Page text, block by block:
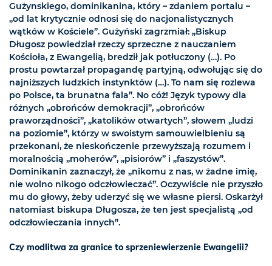
Gużynskiego, dominikanina, który – zdaniem portalu –
„od lat krytycznie odnosi się do nacjonalistycznych
wątków w Kościele”. Gużyński zagrzmiał: „Biskup
Długosz powiedział rzeczy sprzeczne z nauczaniem
Kościoła, z Ewangelią, bredził jak potłuczony (…). Po
prostu powtarzał propagandę partyjną, odwołując się do
najniższych ludzkich instynktów (…). To nam się rozlewa
po Polsce, ta brunatna fala”. No cóż! Język typowy dla
różnych „obrońców demokracji”, „obrońców
praworządności”, „katolików otwartych”, słowem „ludzi
na poziomie”, którzy w swoistym samouwielbieniu są
przekonani, że nieskończenie przewyższają rozumem i
moralnością „moherów”, „pisiorów” i „faszystów”.
Dominikanin zaznaczył, że „nikomu z nas, w żadne imię,
nie wolno nikogo odczłowieczać”. Oczywiście nie przyszło
mu do głowy, żeby uderzyć się we własne piersi. Oskarżył
natomiast biskupa Długosza, że ten jest specjalistą „od
odczłowieczania innych”.
Czy modlitwa za granice to sprzeniewierzenie Ewangelii?